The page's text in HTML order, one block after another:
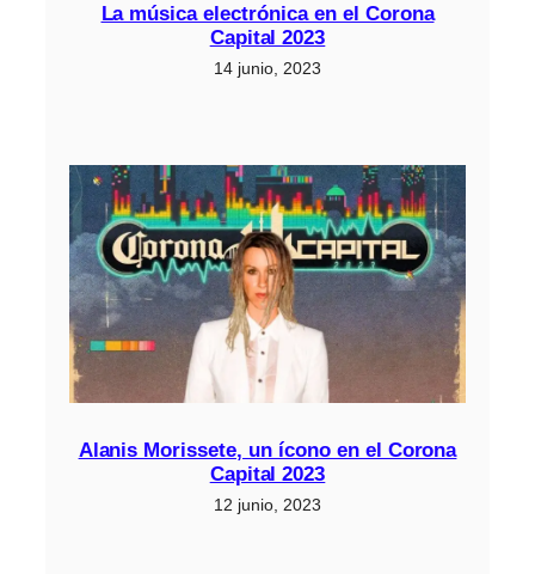
La música electrónica en el Corona
Capital 2023
14 junio, 2023
Alanis Morissete, un ícono en el Corona
Capital 2023
12 junio, 2023